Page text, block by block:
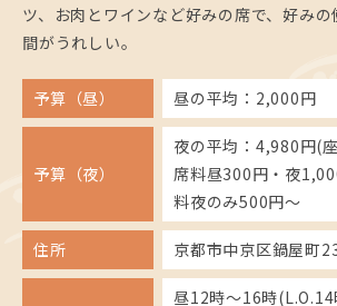
ツ、お肉とワインなど好みの席で、好み
間がうれしい。
予算（昼） 昼の平均：2,000円
予算（夜）
夜の平均：4,980円
席料昼300円・夜
料夜のみ500円～
住所 京都市中京区鍋屋町
昼12時～16時